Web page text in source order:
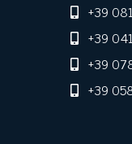
+39
+39
+39
+39